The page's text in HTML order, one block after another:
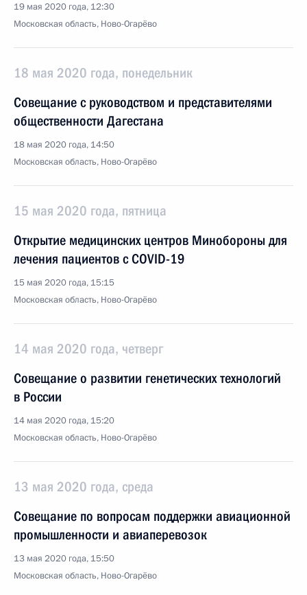
19 мая 2020 года, 12:30
Московская область, Ново-Огарёво
18 мая 2020 года, понедельник
Совещание с руководством и представителями
общественности Дагестана
18 мая 2020 года, 14:50
Московская область, Ново-Огарёво
15 мая 2020 года, пятница
Открытие медицинских центров Минобороны для
лечения пациентов с COVID-19
15 мая 2020 года, 15:15
Московская область, Ново-Огарёво
14 мая 2020 года, четверг
Совещание о развитии генетических технологий
в России
14 мая 2020 года, 15:20
Московская область, Ново-Огарёво
13 мая 2020 года, среда
Совещание по вопросам поддержки авиационной
промышленности и авиаперевозок
13 мая 2020 года, 15:50
Московская область, Ново-Огарёво